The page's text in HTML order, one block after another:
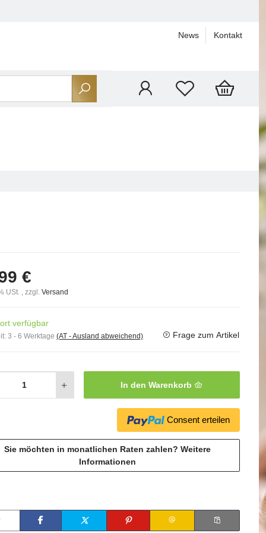
News Kontakt
€
USt. , zzgl. Versand
verfügbar
3 - 6 Werktage (AT - Ausland abweichend) Frage zum Artikel
In den Warenkorb
Consent erteilen
Sie möchten in monatlichen Raten zahlen? Weitere
Informationen